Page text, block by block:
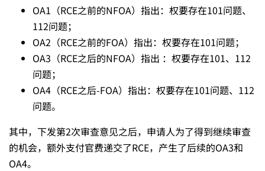
内
和
美
国
OA1（RCE之前的NFOA）指出：权要存在101问题、
112问题；
OA2（RCE之前的FOA）指出：权要存在101问题；
OA3（RCE之后的NFOA）指出 ：权要存在101、112
问题；
OA4（RCE之后-FOA）指出：权要存在101问题、112
问题。
其中，下发第2次审查意见之后，申请人为了得到继续审查
的机会，额外支付官费递交了RCE，产生了后续的OA3和
OA4。